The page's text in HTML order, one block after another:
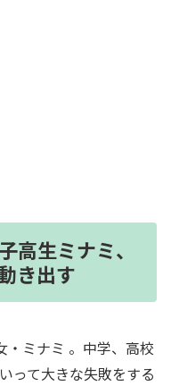
高生ミナミ、
き出す
・ミナミ 。中学、高校
って大きな失敗をする